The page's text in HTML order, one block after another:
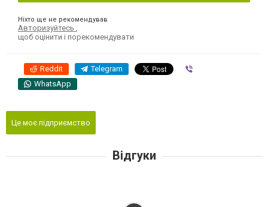
Ніхто ще не рекомендував
Авторизуйтесь
щоб оцінити і порекомендувати
Reddit Telegram
WhatsApp
Це моє підприємство
Відгуки